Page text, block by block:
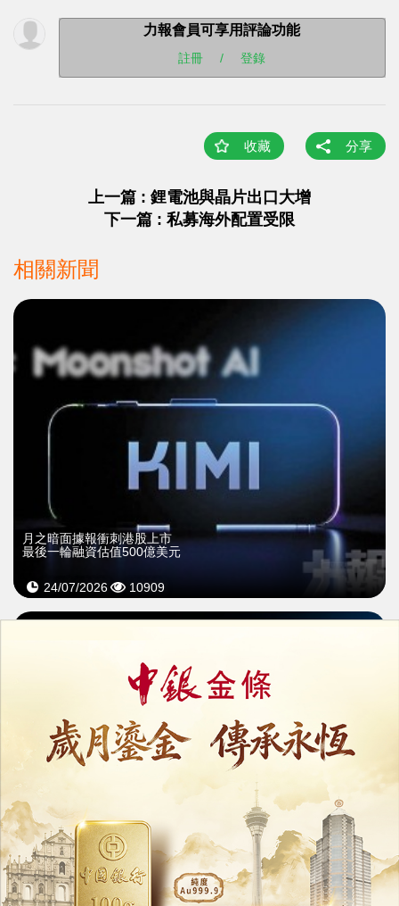
力報會員可享用評論功能
註冊 / 登錄
收藏 分享
上一篇 : 鋰電池與晶片出口大增
下一篇 : 私募海外配置受限
相關新聞
月之暗面據報衝刺港股上市
最後一輪融資估值500億美元
24/07/2026 10909
月之暗面據報衝刺港股上市
最後一輪融資估值500億美元
23/07/2026 24144